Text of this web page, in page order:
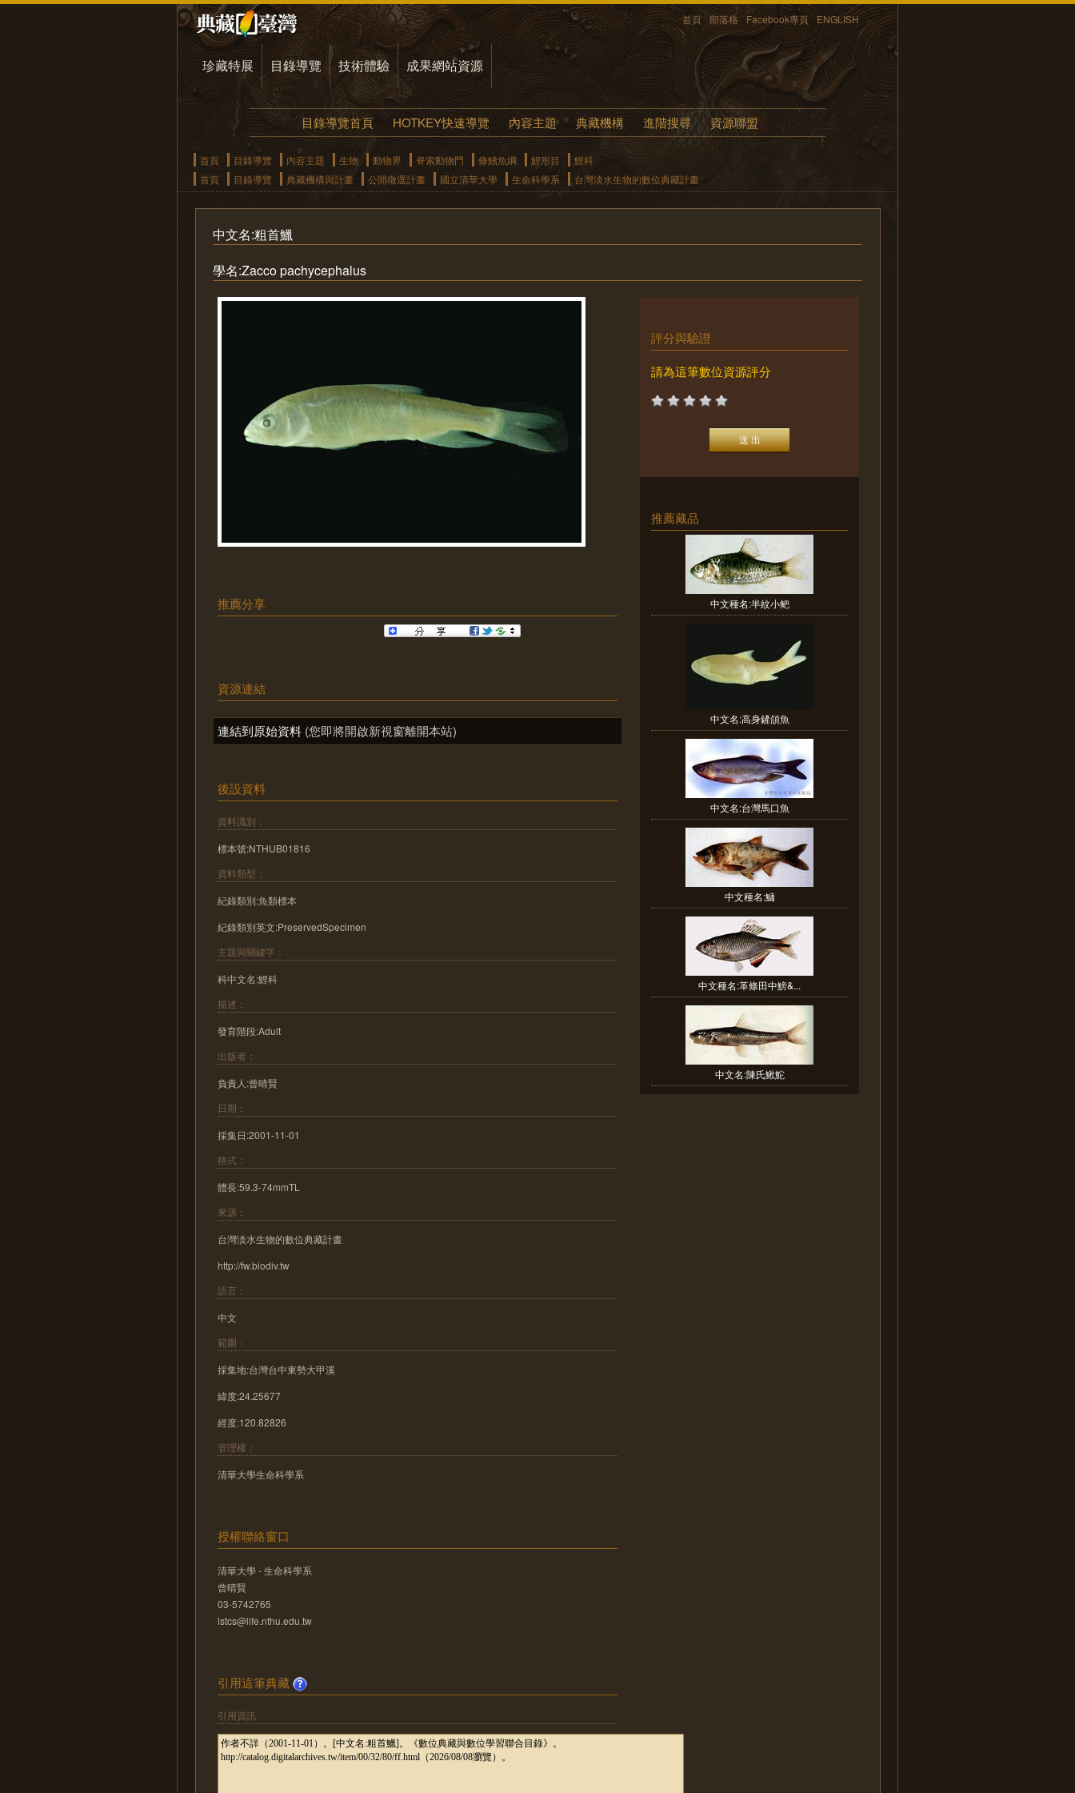
首頁 部落格 Facebook專頁 ENGLISH
珍藏特展 目錄導覽 技術體驗 成果網站資源
目錄導覽首頁 HOTKEY快速導覽 內容主題 典藏機構 進階搜尋 資源聯盟
首頁 目錄導覽 內容主題 生物 動物界 脊索動物門 條鰭魚綱 鯉形目
鯉科
首頁
目錄導覽 典藏機構與計畫 公開徵選計畫 國立清華大學 生命科學系 台灣淡水生物的數位典藏計畫
中文名:粗首鱲
學名:Zacco pachycephalus
推薦分享
資源連結
連結到原始資料 (您即將開啟新視窗離開本站)
後設資料
資料識別：
標本號:NTHUB01816
資料類型：
紀錄類別:魚類標本
紀錄類別英文:PreservedSpecimen
主題與關鍵字：
科中文名:鯉科
描述：
發育階段:Adult
出版者：
負責人:曾晴賢
日期：
採集日:2001-11-01
格式：
體長:59.3-74mmTL
來源：
台灣淡水生物的數位典藏計畫
http://fw.biodiv.tw
語言：
中文
範圍：
採集地:台灣台中東勢大甲溪
緯度:24.25677
經度:120.82826
管理權：
清華大學生命科學系
授權聯絡窗口
清華大學 - 生命科學系
曾晴賢
03-5742765
lstcs@life.nthu.edu.tw
引用這筆典藏
引用資訊
評分與驗證
請為這筆數位資源評分
推薦藏品
中文種名:半紋小鲃
中文名:高身鏟頜魚
中文名:台灣馬口魚
中文種名:鱅
中文種名:革條田中鰟&...
中文名:陳氏鰍鮀